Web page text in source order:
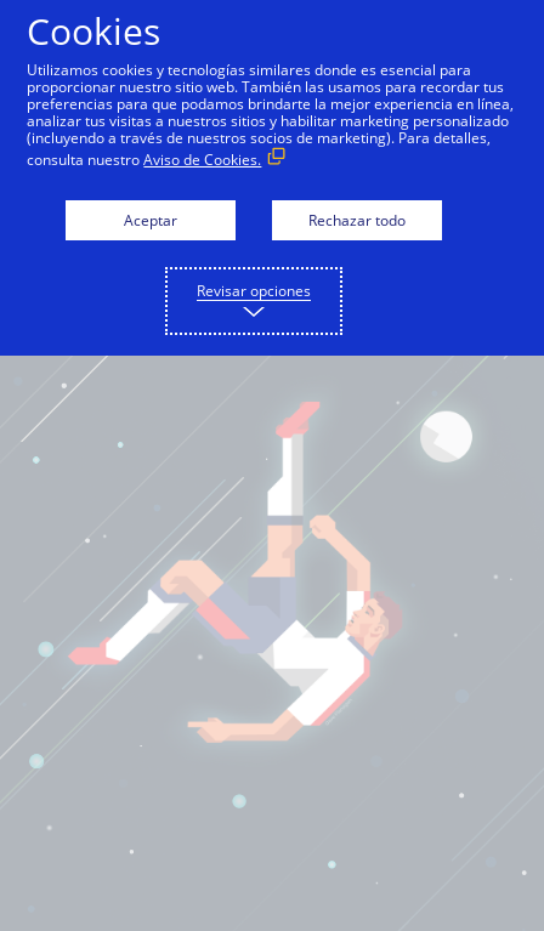
Español
Cookies
Utilizamos cookies y tecnologías similares donde es esencial para
proporcionar nuestro sitio web. También las usamos para recordar tus
preferencias para que podamos brindarte la mejor experiencia en línea,
analizar tus visitas a nuestros sitios y habilitar marketing personalizado
(incluyendo a través de nuestros socios de marketing). Para detalles,
consulta nuestroAviso de Cookies.
Aceptar Rechazar todo
Revisar opciones